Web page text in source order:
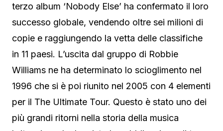
terzo album ‘Nobody Else’ ha confermato il loro
successo globale, vendendo oltre sei milioni di
copie e raggiungendo la vetta delle classifiche
in 11 paesi. L’uscita dal gruppo di Robbie
Williams ne ha determinato lo scioglimento nel
1996 che si è poi riunito nel 2005 con 4 elementi
per il The Ultimate Tour. Questo è stato uno dei
più grandi ritorni nella storia della musica